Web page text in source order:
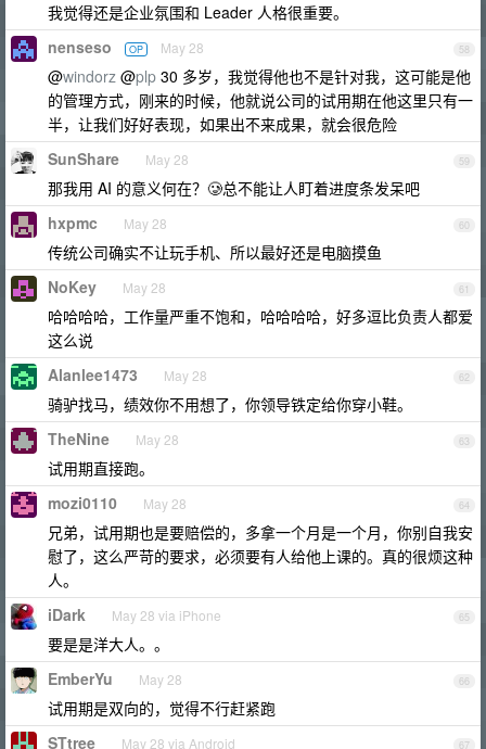
我觉得还是企业氛围和 Leader 人格很重要。
58
nenseso OP May 28
@windorz @plp 30 多岁，我觉得他也不是针对我，这可能是他
的管理方式，刚来的时候，他就说公司的试用期在他这里只有一
半，让我们好好表现，如果出不来成果，就会很危险
59
SunShare May 28
那我用 AI 的意义何在？🥲总不能让人盯着进度条发呆吧
60
hxpmc May 28
传统公司确实不让玩手机、所以最好还是电脑摸鱼
61
NoKey May 28
哈哈哈哈，工作量严重不饱和，哈哈哈哈，好多逗比负责人都爱
这么说
62
Alanlee1473 May 28
骑驴找马，绩效你不用想了，你领导铁定给你穿小鞋。
63
TheNine May 28
试用期直接跑。
64
mozi0110 May 28
兄弟，试用期也是要赔偿的，多拿一个月是一个月，你别自我安
慰了，这么严苛的要求，必须要有人给他上课的。真的很烦这种
人。
65
iDark May 28 via iPhone
要是是洋大人。。
66
EmberYu May 28
试用期是双向的，觉得不行赶紧跑
67
STtree May 28 via Android